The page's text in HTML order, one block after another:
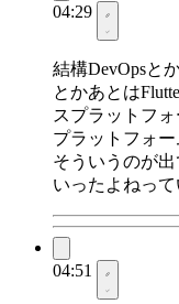
04:29
結構DevOpsと
とかあとは
スプラットフ
プラットフォ
そういうのが
いったよねっ
04:51